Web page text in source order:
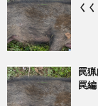
く
罠
罠